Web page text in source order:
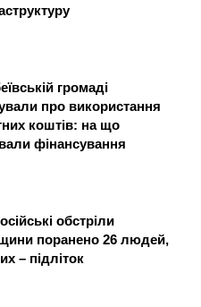
громаді
про використання
коштів: на що
фінансування
обстріли
поранено 26 людей,
– підліток